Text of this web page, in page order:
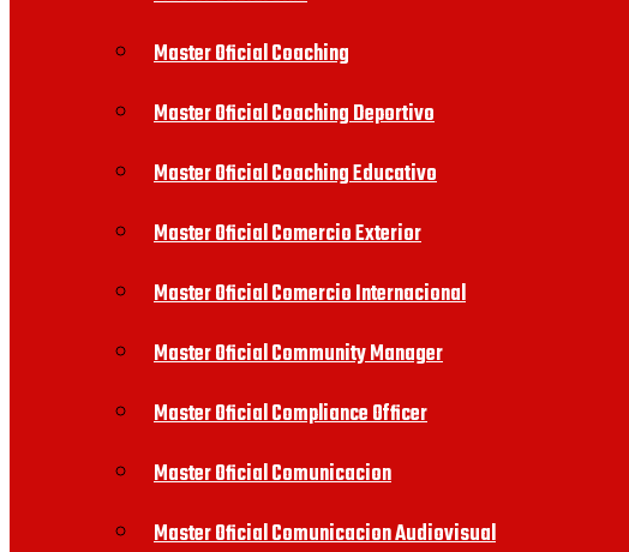
Master Oficial Coaching
Master Oficial Coaching Deportivo
Master Oficial Coaching Educativo
Master Oficial Comercio Exterior
Master Oficial Comercio Internacional
Master Oficial Community Manager
Master Oficial Compliance Officer
Master Oficial Comunicacion
Master Oficial Comunicacion Audiovisual